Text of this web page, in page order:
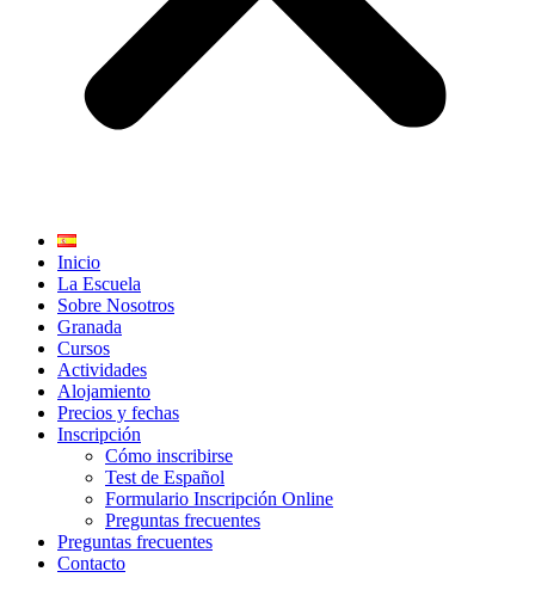
Inicio
La Escuela
Sobre Nosotros
Granada
Cursos
Actividades
Alojamiento
Precios y fechas
Inscripción
Cómo inscribirse
Test de Español
Formulario Inscripción Online
Preguntas frecuentes
Preguntas frecuentes
Contacto